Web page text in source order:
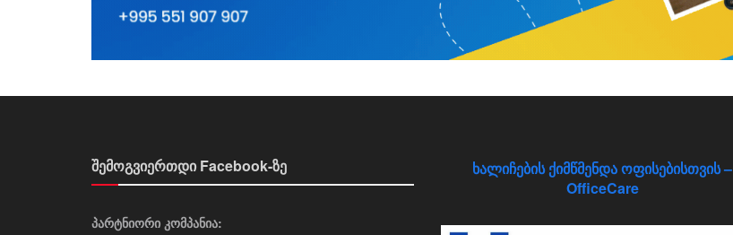
შემოგვიერთდი Facebook-ზე
პარტნიორი კომპანია:
ხალიჩების ქიმწმენდა ოფისებისთვის –
OfficeCare